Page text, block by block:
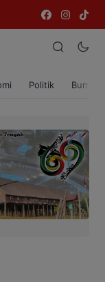
Politik Bumi